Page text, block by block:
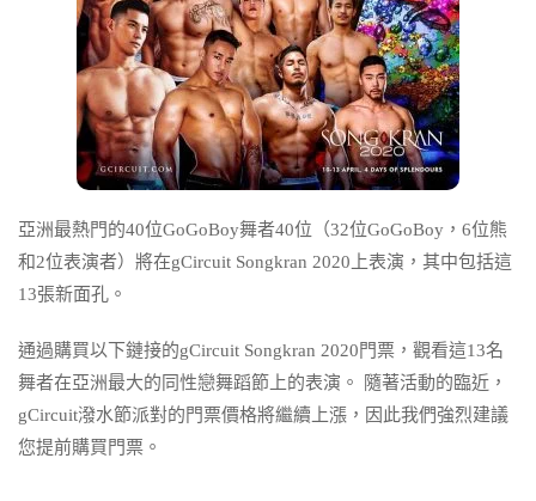
亞洲最熱門的40位GoGoBoy舞者40位（32位GoGoBoy，6位熊
和2位表演者）將在gCircuit Songkran 2020上表演，其中包括這
13張新面孔。
通過購買以下鏈接的gCircuit Songkran 2020門票，觀看這13名
舞者在亞洲最大的同性戀舞蹈節上的表演。
隨著活動的臨近，
gCircuit潑水節派對的門票價格將繼續上漲，因此我們強烈建議
您提前購買門票。